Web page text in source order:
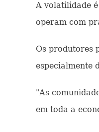
A volatilidade
operam com
Os produtores
especialmente
"As
em toda a